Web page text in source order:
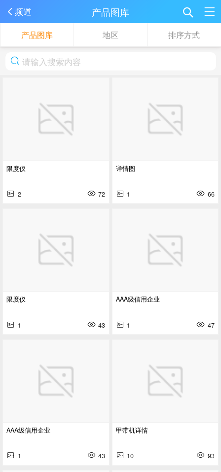
频道 产品图库
产品图库 地区 排序方式
限度仪
2 72
详情图
1 66
限度仪
1 43
AAA级信用企业
1 47
AAA级信用企业
1 43
甲带机详情
10 93